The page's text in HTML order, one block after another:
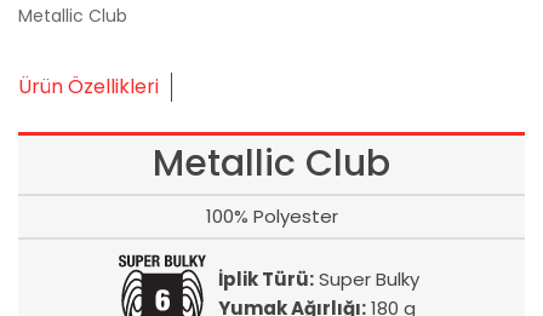
Metallic Club
Ürün Özellikleri
Metallic Club
100% Polyester
İplik Türü:Super Bulky
Yumak Ağırlığı:180 g